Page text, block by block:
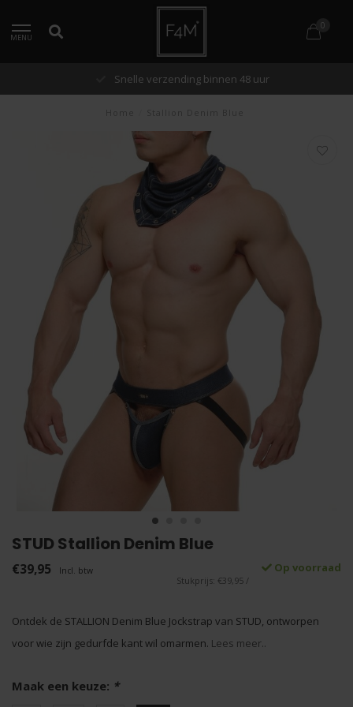
MENU
0
Snelle verzending binnen 48 uur
STUD Stallion Denim Blue
€39,95 Incl. btw Op voorraad
Stukprijs: €39,95 /
Ontdek de STALLION Denim Blue Jockstrap van STUD, ontworpen
voor wie zijn gedurfde kant wil omarmen. Lees meer..
Maak een keuze: *